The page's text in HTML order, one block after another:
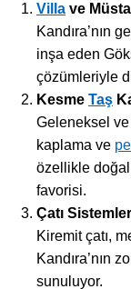
Villa ve
Kandıra’nın
inşa eden
çözümleriyle
Kesme Taş
Geleneksel
kaplama ve
özellikle
favorisi.
Çatı
Kiremit çatı,
Kandıra’nın
sunuluyor.